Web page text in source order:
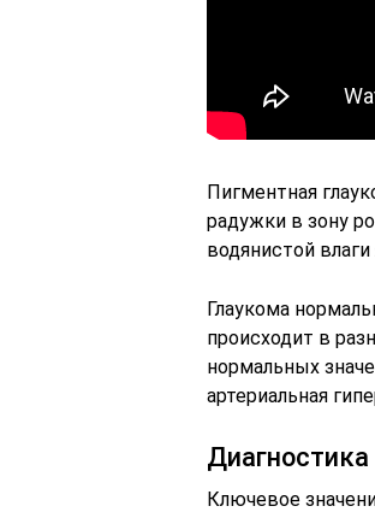
Пигментная
радужки в зону
водянистой
Глаукома
происходит в
нормальных
артериальная
Ключевое